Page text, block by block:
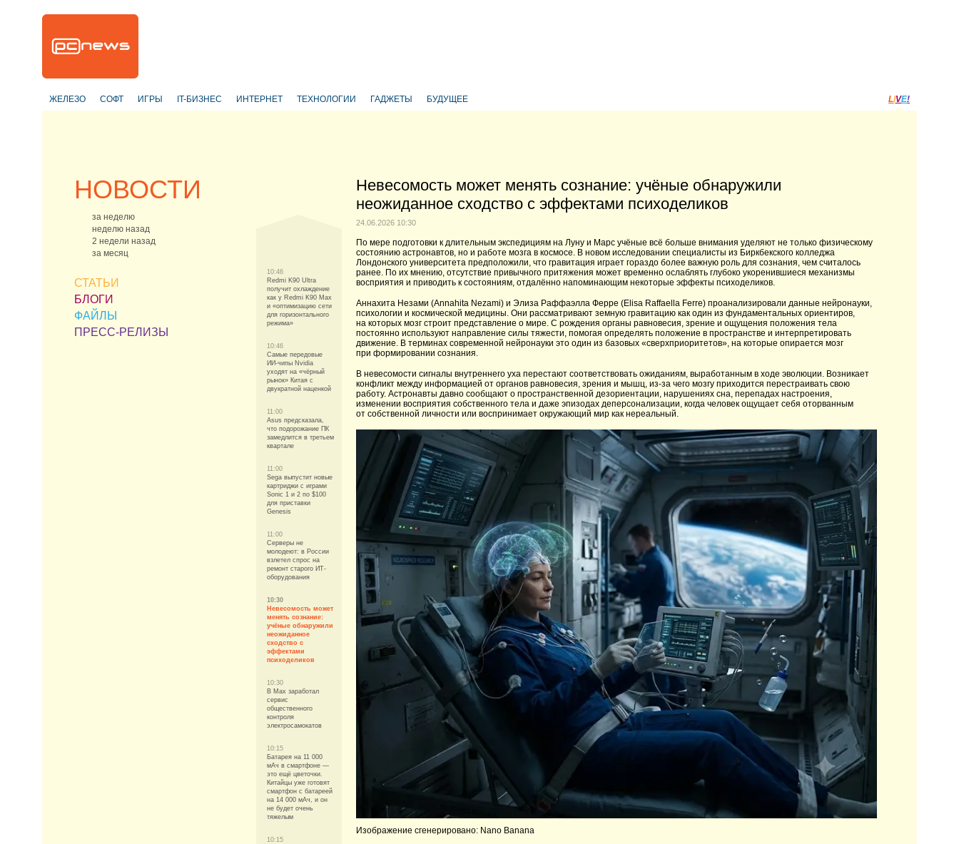
ЖЕЛЕЗО СОФТ ИГРЫ IT-БИЗНЕС ИНТЕРНЕТ ТЕХНОЛОГИИ ГАДЖЕТЫ БУДУЩЕЕ LIVE!
НОВОСТИ
за неделю
неделю назад
2 недели назад
за месяц
СТАТЬИ
БЛОГИ
ФАЙЛЫ
ПРЕСС-РЕЛИЗЫ
10:46
Redmi K90 Ultra
получит охлаждение
как у Redmi K90 Max
и «оптимизацию сети
для горизонтального
режима»
10:46
Самые передовые
ИИ-чипы Nvidia
уходят на «чёрный
рынок» Китая с
двукратной наценкой
11:00
Asus предсказала,
что подорожание ПК
замедлится в третьем
квартале
11:00
Sega выпустит новые
картриджи с играми
Sonic 1 и 2 по $100
для приставки
Genesis
11:00
Серверы не
молодеют: в России
взлетел спрос на
ремонт старого ИТ-
оборудования
10:30
Невесомость может
менять сознание:
учёные обнаружили
неожиданное
сходство с
эффектами
психоделиков
10:30
В Max заработал
сервис
общественного
контроля
электросамокатов
10:15
Батарея на 11 000
мАч в смартфоне —
это ещё цветочки.
Китайцы уже готовят
смартфон с батареей
на 14 000 мАч, и он
не будет очень
тяжелым
10:15
Невесомость может менять сознание: учёные обнаружили
неожиданное сходство с эффектами психоделиков
24.06.2026 10:30
По мере подготовки к длительным экспедициям на Луну и Марс учёные всё больше внимания уделяют не только физическому
состоянию астронавтов, но и работе мозга в космосе. В новом исследовании специалисты из Биркбекского колледжа
Лондонского университета предположили, что гравитация играет гораздо более важную роль для сознания, чем считалось
ранее. По их мнению, отсутствие привычного притяжения может временно ослаблять глубоко укоренившиеся механизмы
восприятия и приводить к состояниям, отдалённо напоминающим некоторые эффекты психоделиков.
Аннахита Незами (Annahita Nezami) и Элиза Раффаэлла Ферре (Elisa Raffaella Ferre) проанализировали данные нейронауки,
психологии и космической медицины. Они рассматривают земную гравитацию как один из фундаментальных ориентиров,
на которых мозг строит представление о мире. С рождения органы равновесия, зрение и ощущения положения тела
постоянно используют направление силы тяжести, помогая определять положение в пространстве и интерпретировать
движение. В терминах современной нейронауки это один из базовых «сверхприоритетов», на которые опирается мозг
при формировании сознания.
В невесомости сигналы внутреннего уха перестают соответствовать ожиданиям, выработанным в ходе эволюции. Возникает
конфликт между информацией от органов равновесия, зрения и мышц, из-за чего мозгу приходится перестраивать свою
работу. Астронавты давно сообщают о пространственной дезориентации, нарушениях сна, перепадах настроения,
изменении восприятия собственного тела и даже эпизодах деперсонализации, когда человек ощущает себя оторванным
от собственной личности или воспринимает окружающий мир как нереальный.
Изображение сгенерировано: Nano Banana